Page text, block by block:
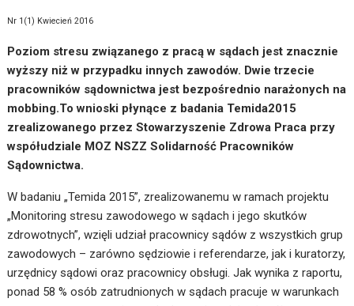
Nr 1(1) Kwiecień 2016
Poziom stresu związanego z pracą w sądach jest znacznie
wyższy niż w przypadku innych zawodów. Dwie trzecie
pracowników sądownictwa jest bezpośrednio narażonych na
mobbing.To wnioski płynące z badania Temida2015
zrealizowanego przez Stowarzyszenie Zdrowa Praca przy
współudziale MOZ NSZZ Solidarność Pracowników
Sądownictwa.
W badaniu „Temida 2015”, zrealizowanemu w ramach projektu
„Monitoring stresu zawodowego w sądach i jego skutków
zdrowotnych”, wzięli udział pracownicy sądów z wszystkich grup
zawodowych – zarówno sędziowie i referendarze, jak i kuratorzy,
urzędnicy sądowi oraz pracownicy obsługi. Jak wynika z raportu,
ponad 58 % osób zatrudnionych w sądach pracuje w warunkach